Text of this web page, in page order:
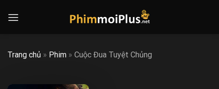
Trang chủ » Phim » Cuộc Đua Tuyệt Chủng